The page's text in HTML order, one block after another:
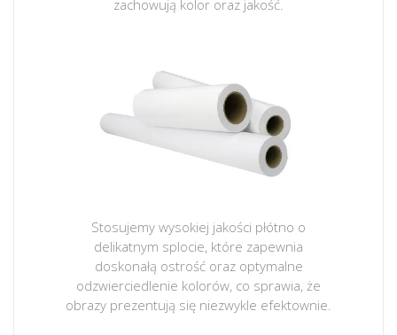
zachowują kolor oraz jakość.
Stosujemy wysokiej jakości płótno o
delikatnym splocie, które zapewnia
doskonałą ostrość oraz optymalne
odzwierciedlenie kolorów, co sprawia, że
obrazy prezentują się niezwykle efektownie.